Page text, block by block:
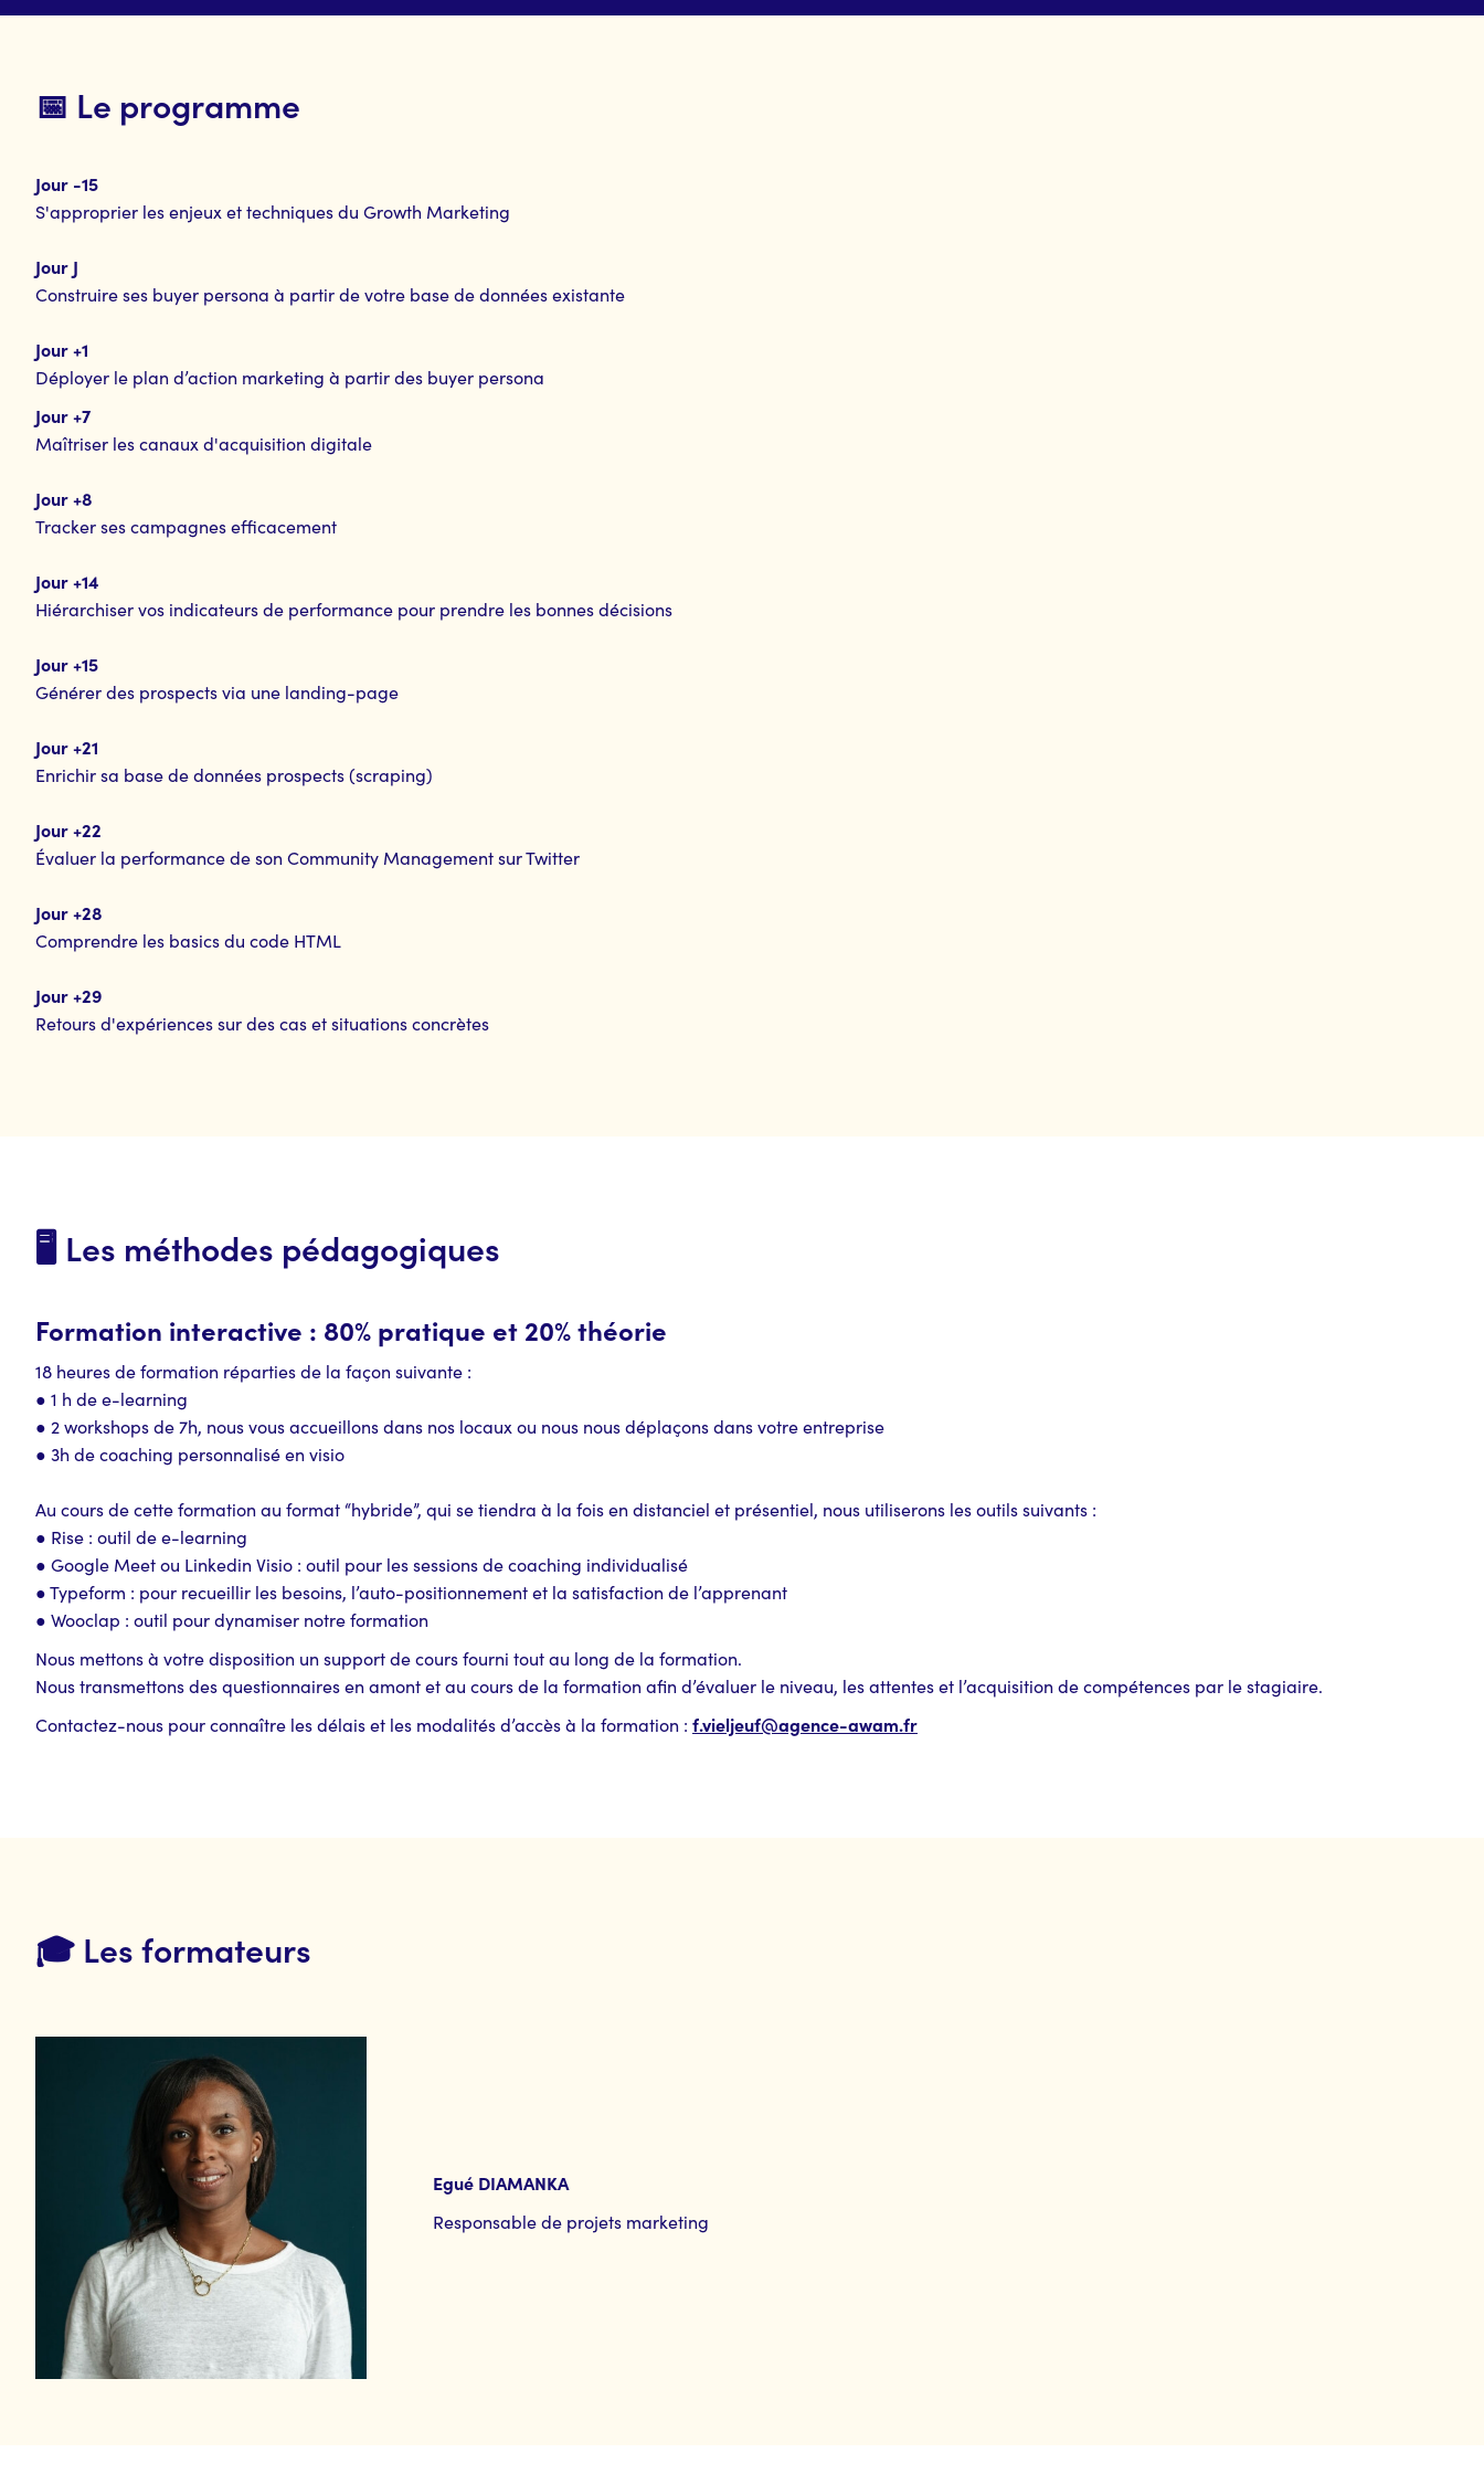
📅 Le programme
Jour -15
S'approprier les enjeux et techniques du Growth Marketing
Jour J
Construire ses buyer persona à partir de votre base de données existante
Jour +1
Déployer le plan d’action marketing à partir des buyer persona
Jour +7
Maîtriser les canaux d'acquisition digitale
Jour +8
Tracker ses campagnes efficacement
Jour +14
Hiérarchiser vos indicateurs de performance pour prendre les bonnes décisions
Jour +15
Générer des prospects via une landing-page
Jour +21
Enrichir sa base de données prospects (scraping)
Jour +22
Évaluer la performance de son Community Management sur Twitter
Jour +28
Comprendre les basics du code HTML
Jour +29
Retours d'expériences sur des cas et situations concrètes
🖥️ Les méthodes pédagogiques
Formation interactive : 80% pratique et 20% théorie
18 heures de formation réparties de la façon suivante :
● 1 h de e-learning
● 2 workshops de 7h, nous vous accueillons dans nos locaux ou nous nous déplaçons dans votre entreprise
● 3h de coaching personnalisé en visio
Au cours de cette formation au format “hybride”, qui se tiendra à la fois en distanciel et présentiel, nous utiliserons les outils suivants :
● Rise : outil de e-learning
● Google Meet ou Linkedin Visio : outil pour les sessions de coaching individualisé
● Typeform : pour recueillir les besoins, l’auto-positionnement et la satisfaction de l’apprenant
● Wooclap : outil pour dynamiser notre formation
Nous mettons à votre disposition un support de cours fourni tout au long de la formation.
Nous transmettons des questionnaires en amont et au cours de la formation afin d’évaluer le niveau, les attentes et l’acquisition de compétences par le stagiaire.
Contactez-nous pour connaître les délais et les modalités d’accès à la formation : f.vieljeuf@agence-awam.fr
🎓 Les formateurs
Egué DIAMANKA
Responsable de projets marketing